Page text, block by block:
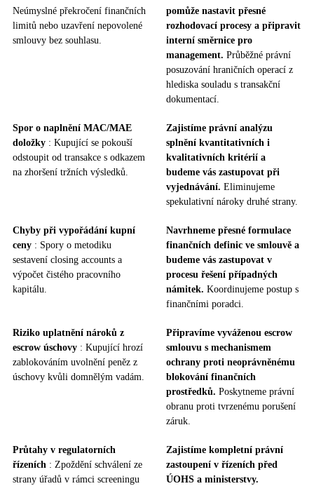
Neúmyslné překročení finančních
limitů nebo uzavření nepovolené
smlouvy bez souhlasu.
pomůže nastavit přesné
rozhodovací procesy a připravit
interní směrnice pro
management. Průběžné právní
posuzování hraničních operací z
hlediska souladu s transakční
dokumentací.
Spor o naplnění MAC/MAE
doložky : Kupující se pokouší
odstoupit od transakce s odkazem
na zhoršení tržních výsledků.
Zajistíme právní analýzu
splnění kvantitativních i
kvalitativních kritérií a
budeme vás zastupovat při
vyjednávání. Eliminujeme
spekulativní nároky druhé strany.
Chyby při vypořádání kupní
ceny : Spory o metodiku
sestavení closing accounts a
výpočet čistého pracovního
kapitálu.
Navrhneme přesné formulace
finančních definic ve smlouvě a
budeme vás zastupovat v
procesu řešení případných
námitek. Koordinujeme postup s
finančními poradci.
Riziko uplatnění nároků z
escrow úschovy : Kupující hrozí
zablokováním uvolnění peněz z
úschovy kvůli domnělým vadám.
Připravíme vyváženou escrow
smlouvu s mechanismem
ochrany proti neoprávněnému
blokování finančních
prostředků. Poskytneme právní
obranu proti tvrzenému porušení
záruk.
Průtahy v regulatorních
řízeních : Zpoždění schválení ze
strany úřadů v rámci screeningu
Zajistíme kompletní právní
zastoupení v řízeních před
ÚOHS a ministerstvy.